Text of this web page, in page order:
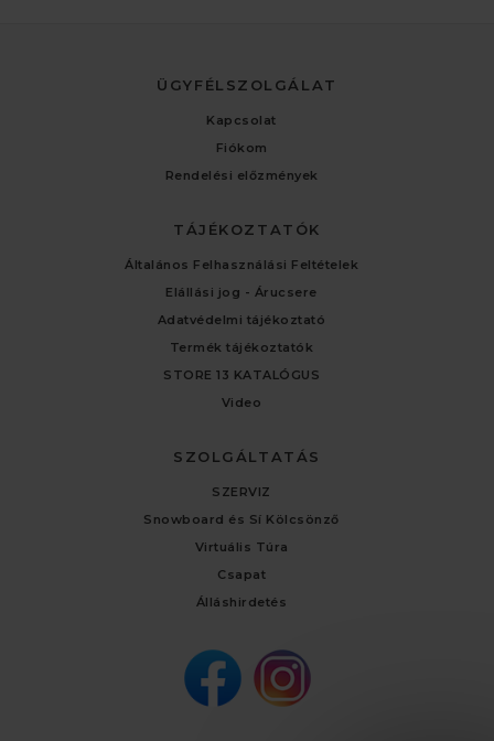
ÜGYFÉLSZOLGÁLAT
Kapcsolat
Fiókom
Rendelési előzmények
TÁJÉKOZTATÓK
Általános Felhasználási Feltételek
Elállási jog - Árucsere
Adatvédelmi tájékoztató
Termék tájékoztatók
STORE 13 KATALÓGUS
Video
SZOLGÁLTATÁS
SZERVIZ
Snowboard és Sí Kölcsönző
Virtuális Túra
Csapat
Álláshirdetés